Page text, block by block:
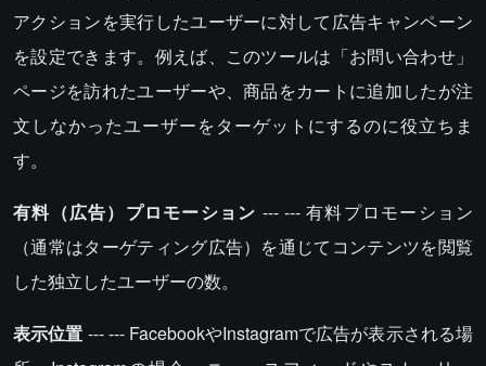
アクションを実行したユーザーに対して広告キャンペーン
を設定できます。例えば、このツールは「お問い合わせ」
ページを訪れたユーザーや、商品をカートに追加したが注
文しなかったユーザーをターゲットにするのに役立ちま
す。
有料（広告）プロモーション --- --- 有料プロモーション
（通常はターゲティング広告）を通じてコンテンツを閲覧
した独立したユーザーの数。
表示位置 --- --- FacebookやInstagramで広告が表示される場